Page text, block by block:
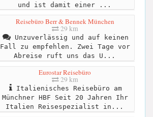
und ist damit einer ...
Reisebüro Berr & Bennek München
29 km
Unzuverlässig und auf keinen
Fall zu empfehlen. Zwei Tage vor
Abreise ruft uns das U...
Eurostar Reisebüro
29 km
Italienisches Reisebüro am
Münchner HBF Seit 20 Jahren Ihr
Italien Reisespezialist in...